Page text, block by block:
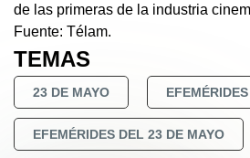
de las primeras de la industria
Fuente: Télam.
TEMAS
23 DE MAYO EFEMÉRIDES
EFEMÉRIDES DEL 23 DE MAYO